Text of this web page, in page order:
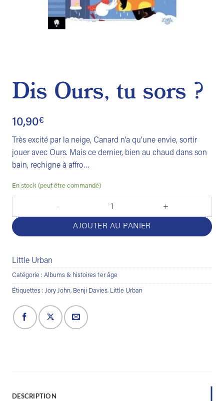
Dis Ours, tu sors ?
10,90€
Très excité par la neige, Canard n’a qu’une envie, sortir
jouer avec Ours. Mais ce dernier, bien au chaud dans son
bain, rechigne à affro…
En stock (peut être commandé)
AJOUTER AU PANIER
Little Urban
Catégorie : Albums & histoires 1er âge
Étiquettes : Jory John, Benji Davies, Little Urban
DESCRIPTION